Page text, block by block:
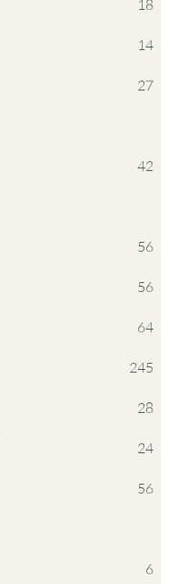
18
14
27
42
56
56
64
245
28
24
56
6